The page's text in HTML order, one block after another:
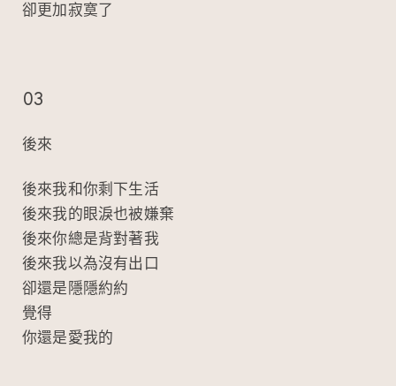
卻更加寂寞了
03
後來
後來我和你剩下生活
後來我的眼淚也被嫌棄
後來你總是背對著我
後來我以為沒有出口
卻還是隱隱約約
覺得
你還是愛我的